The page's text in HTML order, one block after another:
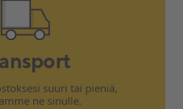
suuri tai pieniä,
ne sinulle.